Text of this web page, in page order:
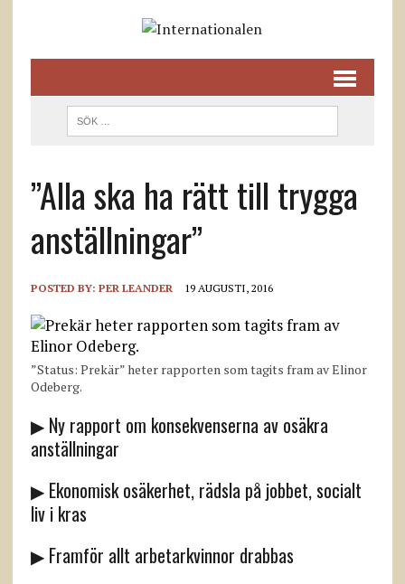
”Alla ska ha rätt till trygga
anställningar”
POSTED BY: PER LEANDER 19 AUGUSTI, 2016
”Status: Prekär” heter rapporten som tagits fram av Elinor
Odeberg.
▶ Ny rapport om konsekvenserna av osäkra
anställningar
▶ Ekonomisk osäkerhet, rädsla på jobbet, socialt
liv i kras
▶ Framför allt arbetarkvinnor drabbas